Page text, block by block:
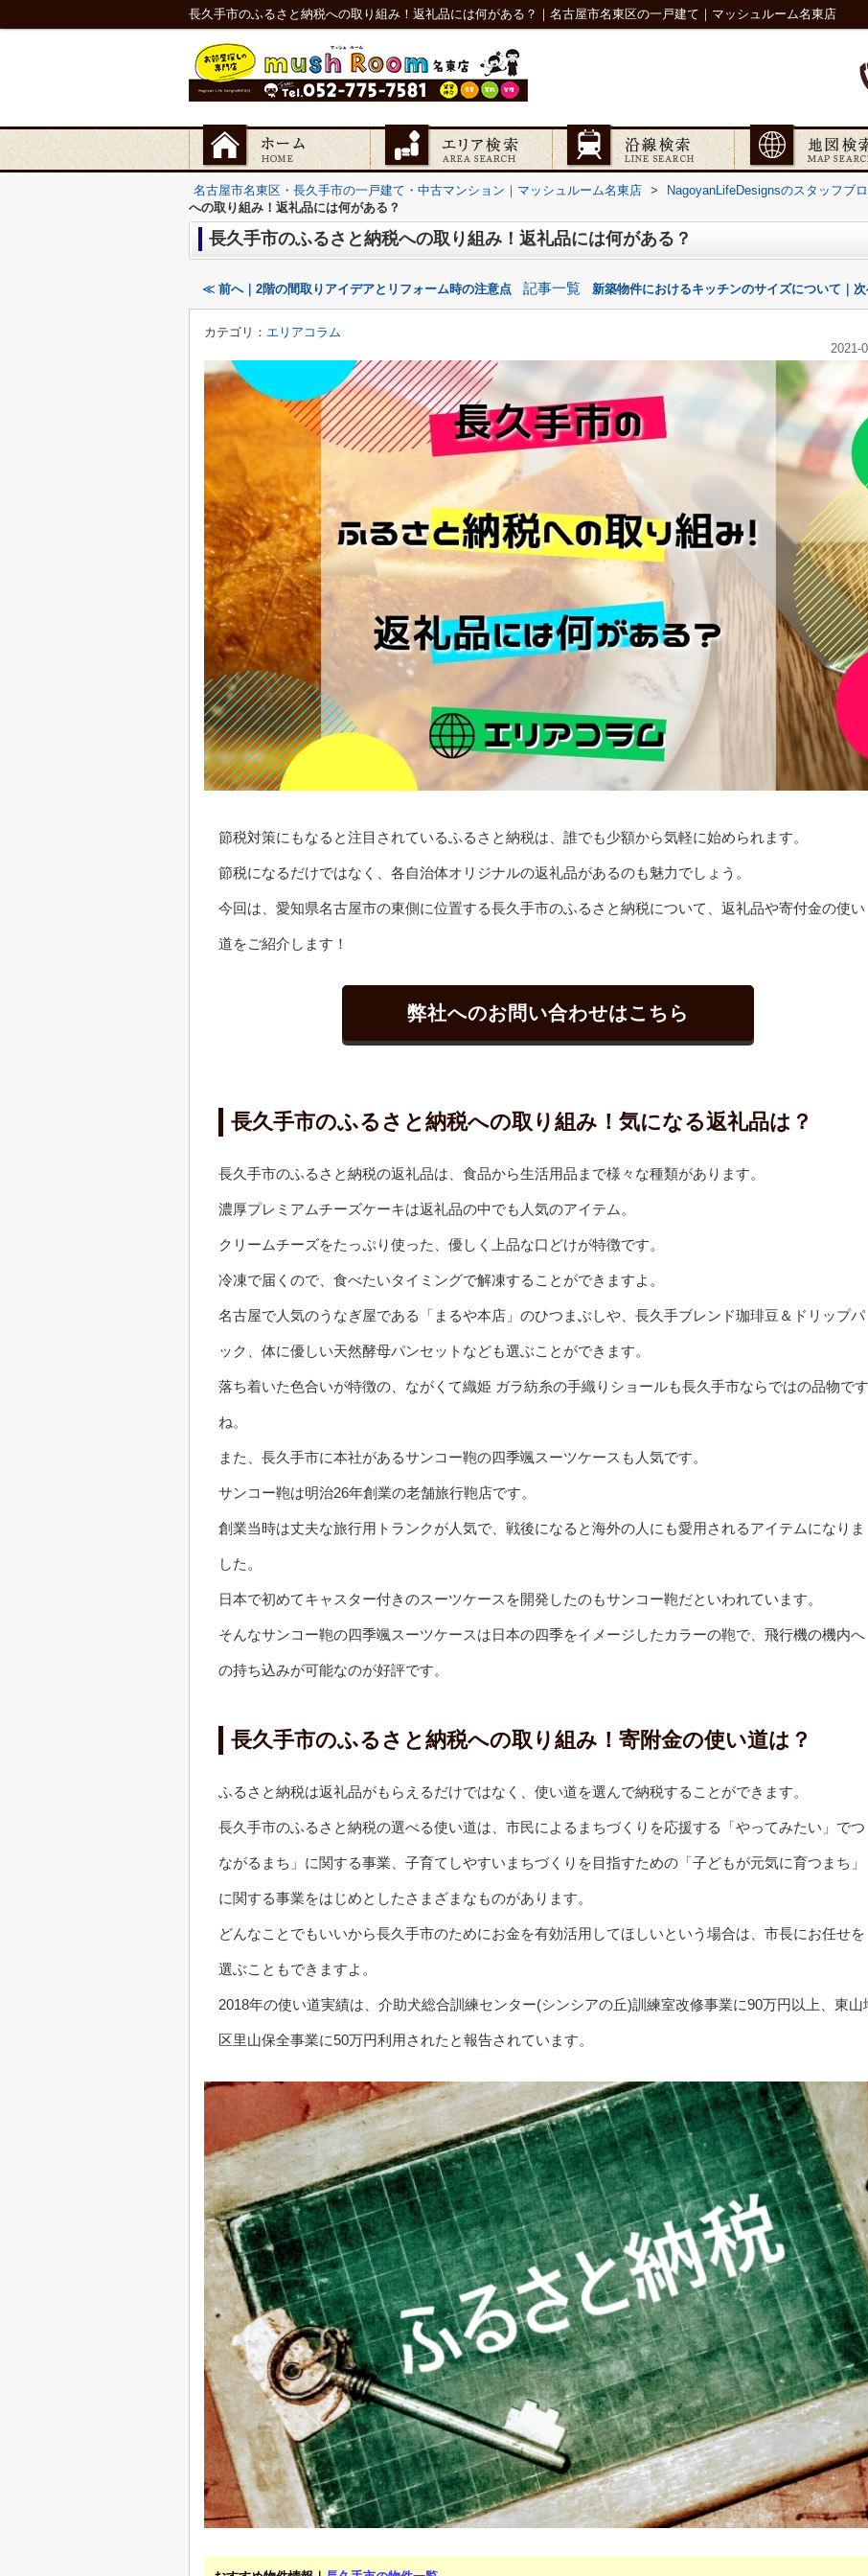
長久手市のふるさと納税への取り組み！返礼品には何がある？｜名古屋市名東区の一戸建て｜マッシュルーム名東店
名古屋市名東区・長久手市の一戸建て・中古マンション｜マッシュルーム名東店 > NagoyanLifeDesignsのスタッフブ
への取り組み！返礼品には何がある？
長久手市のふるさと納税への取り組み！返礼品には何がある？
≪ 前へ｜2階の間取りアイデアとリフォーム時の注意点 記事一覧 新築物件におけるキッチンのサイズについて｜
カテゴリ： エリアコラム
2021-
節税対策にもなると注目されているふるさと納税は、誰でも少額から気軽に始められます。
節税になるだけではなく、各自治体オリジナルの返礼品があるのも魅力でしょう。
今回は、愛知県名古屋市の東側に位置する長久手市のふるさと納税について、返礼品や寄付金の使い
道をご紹介します！
弊社へのお問い合わせはこちら
長久手市のふるさと納税への取り組み！気になる返礼品は？
長久手市のふるさと納税の返礼品は、食品から生活用品まで様々な種類があります。
濃厚プレミアムチーズケーキは返礼品の中でも人気のアイテム。
クリームチーズをたっぷり使った、優しく上品な口どけが特徴です。
冷凍で届くので、食べたいタイミングで解凍することができますよ。
名古屋で人気のうなぎ屋である「まるや本店」のひつまぶしや、長久手ブレンド珈琲豆＆ドリップパ
ック、体に優しい天然酵母パンセットなども選ぶことができます。
落ち着いた色合いが特徴の、ながくて織姫 ガラ紡糸の手織りショールも長久手市ならではの品物です
ね。
また、長久手市に本社があるサンコー鞄の四季颯スーツケースも人気です。
サンコー鞄は明治26年創業の老舗旅行鞄店です。
創業当時は丈夫な旅行用トランクが人気で、戦後になると海外の人にも愛用されるアイテムになりま
した。
日本で初めてキャスター付きのスーツケースを開発したのもサンコー鞄だといわれています。
そんなサンコー鞄の四季颯スーツケースは日本の四季をイメージしたカラーの鞄で、飛行機の機内へ
の持ち込みが可能なのが好評です。
長久手市のふるさと納税への取り組み！寄附金の使い道は？
ふるさと納税は返礼品がもらえるだけではなく、使い道を選んで納税することができます。
長久手市のふるさと納税の選べる使い道は、市民によるまちづくりを応援する「やってみたい」でつ
ながるまち」に関する事業、子育てしやすいまちづくりを目指すための「子どもが元気に育つまち」
に関する事業をはじめとしたさまざまなものがあります。
どんなことでもいいから長久手市のためにお金を有効活用してほしいという場合は、市長にお任せを
選ぶこともできますよ。
2018年の使い道実績は、介助犬総合訓練センター(シンシアの丘)訓練室改修事業に90万円以上、東山
区里山保全事業に50万円利用されたと報告されています。